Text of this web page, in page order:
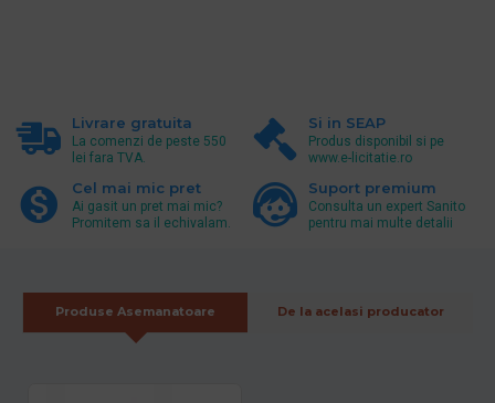
Livrare gratuita
La comenzi de peste 550
lei fara TVA.
Si in SEAP
Produs disponibil si pe
www.e-licitatie.ro
Cel mai mic pret
Ai gasit un pret mai mic?
Promitem sa il echivalam.
Suport premium
Consulta un expert Sanito
pentru mai multe detalii
Produse Asemanatoare De la acelasi producator